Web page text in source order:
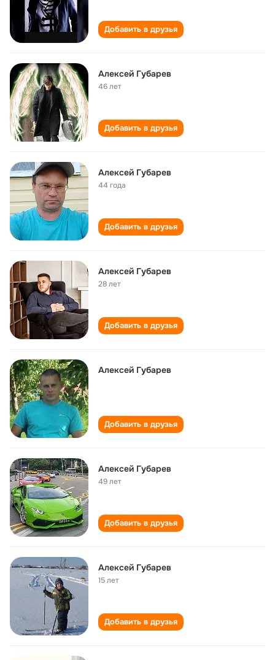
Добавить в друзья
Алексей Губарев
46 лет
Добавить в друзья
Алексей Губарев
44 года
Добавить в друзья
Алексей Губарев
28 лет
Добавить в друзья
Алексей Губарев
Добавить в друзья
Алексей Губарев
49 лет
Добавить в друзья
Алексей Губарев
15 лет
Добавить в друзья